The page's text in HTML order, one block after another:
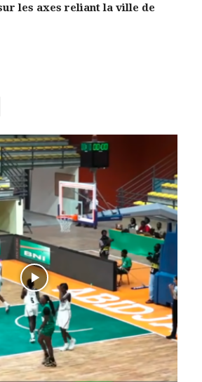
les axes reliant la ville de